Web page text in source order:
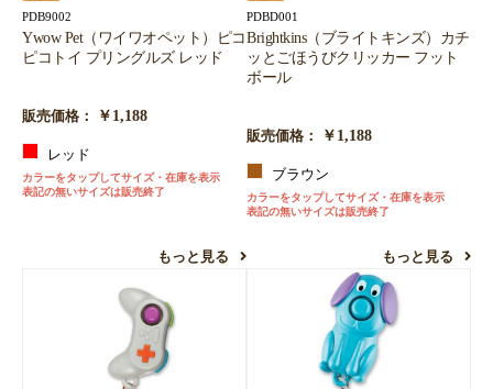
PDB9002
Ywow Pet（ワイワオペット）ピコ
ピコトイ プリングルズ レッド
販売価格： ￥1,188
レッド
カラーをタップしてサイズ・在庫を表示
表記の無いサイズは販売終了
もっと見る
PDBD001
Brightkins（ブライトキンズ）カチ
ッとごほうびクリッカー フット
ボール
販売価格： ￥1,188
ブラウン
カラーをタップしてサイズ・在庫を表示
表記の無いサイズは販売終了
もっと見る